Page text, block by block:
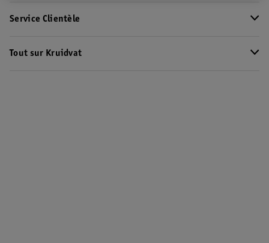
Service Clientèle
Tout sur Kruidvat